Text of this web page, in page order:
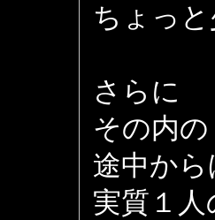
ちょっ
さらに
その内
途中か
実質１人